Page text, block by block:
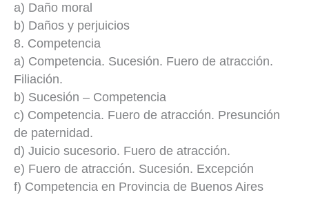
a) Daño moral
b) Daños y perjuicios
8. Competencia
a) Competencia. Sucesión. Fuero de atracción.
Filiación.
b) Sucesión – Competencia
c) Competencia. Fuero de atracción. Presunción
de paternidad.
d) Juicio sucesorio. Fuero de atracción.
e) Fuero de atracción. Sucesión. Excepción
f) Competencia en Provincia de Buenos Aires